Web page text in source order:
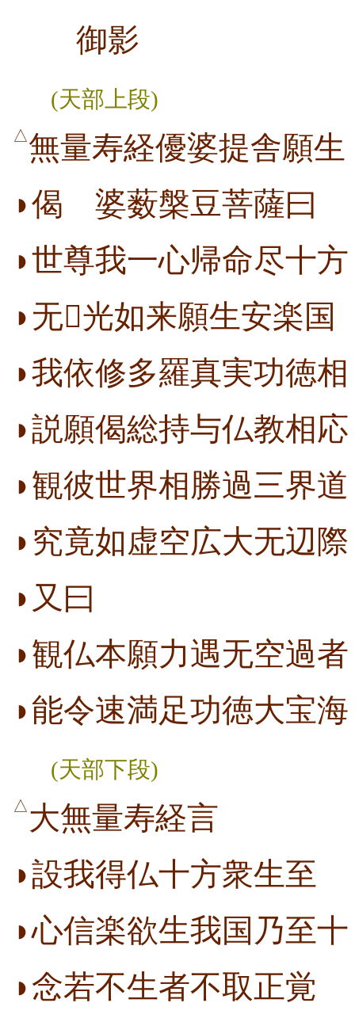
御影
(天部上段)
△無量寿経優婆提舎願生
◗偈 婆薮槃豆菩薩曰
◗世尊我一心帰命尽十方
◗无光如来願生安楽国
◗我依修多羅真実功徳相
◗説願偈総持与仏教相応
◗観彼世界相勝過三界道
◗究竟如虚空広大无辺際
◗又曰
◗観仏本願力遇无空過者
◗能令速満足功徳大宝海
(天部下段)
△ 大無量寿経言
◗設我得仏十方衆生至
◗心信楽欲生我国乃至十
◗念若不生者不取正覚